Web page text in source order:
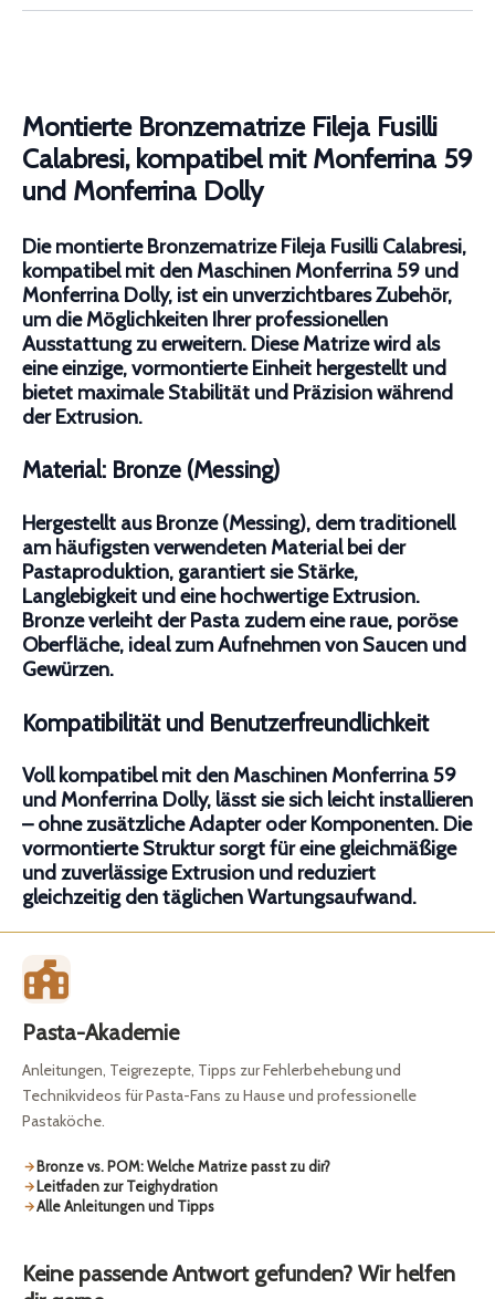
Montierte Bronzematrize Fileja Fusilli
Calabresi, kompatibel mit Monferrina 59
und Monferrina Dolly
Die montierte Bronzematrize Fileja Fusilli Calabresi,
kompatibel mit den Maschinen Monferrina 59 und
Monferrina Dolly, ist ein unverzichtbares Zubehör,
um die Möglichkeiten Ihrer professionellen
Ausstattung zu erweitern. Diese Matrize wird als
eine einzige, vormontierte Einheit hergestellt und
bietet maximale Stabilität und Präzision während
der Extrusion.
Material: Bronze (Messing)
Hergestellt aus Bronze (Messing), dem traditionell
am häufigsten verwendeten Material bei der
Pastaproduktion, garantiert sie Stärke,
Langlebigkeit und eine hochwertige Extrusion.
Bronze verleiht der Pasta zudem eine raue, poröse
Oberfläche, ideal zum Aufnehmen von Saucen und
Gewürzen.
Kompatibilität und Benutzerfreundlichkeit
Voll kompatibel mit den Maschinen Monferrina 59
und Monferrina Dolly, lässt sie sich leicht installieren
– ohne zusätzliche Adapter oder Komponenten. Die
vormontierte Struktur sorgt für eine gleichmäßige
und zuverlässige Extrusion und reduziert
gleichzeitig den täglichen Wartungsaufwand.
Pasta-Akademie
Anleitungen, Teigrezepte, Tipps zur Fehlerbehebung und
Technikvideos für Pasta-Fans zu Hause und professionelle
Pastaköche.
Bronze vs. POM: Welche Matrize passt zu dir?
Leitfaden zur Teighydration
Alle Anleitungen und Tipps
Keine passende Antwort gefunden? Wir helfen